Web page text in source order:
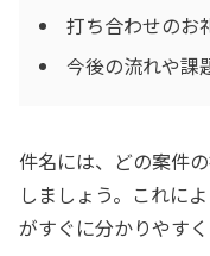
打ち合わせのお
今後の流れや課
件名には、どの案件
しましょう。これに
がすぐに分かりやすく